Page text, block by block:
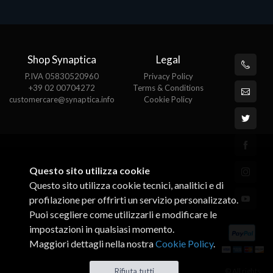
Shop Synaptica
P.IVA 05830520960
+39 02 00704272
customercare@synaptica.info
Legal
Privacy Policy
Terms & Conditions
Cookie Policy
Questo sito utilizza cookie
Questo sito utilizza cookie tecnici, analitici e di
profilazione per offrirti un servizio personalizzato.
Puoi scegliere come utilizzarli e modificare le
impostazioni in qualsiasi momento.
Maggiori dettagli nella nostraCookie Policy.